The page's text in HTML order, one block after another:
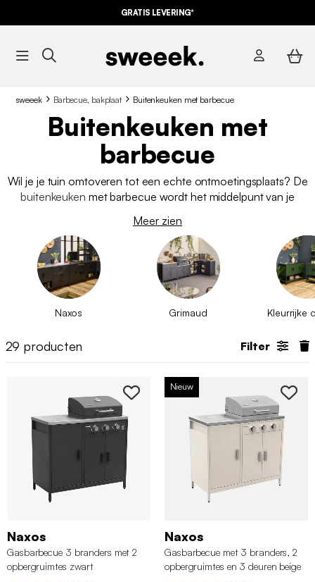
GRATIS LEVERING*
sweeek Barbecue, bakplaat Buitenkeuken met barbecue
Buitenkeuken met
barbecue
Wil je je tuin omtoveren tot een echte ontmoetingsplaats? De
buitenkeuken met barbecue wordt het middelpunt van je
en brengt familie en vrienden samen voor heerlijke momenten.
Het is meer dan alleen een apparaat, het is een uitnodiging om
ten volle te genieten van mooie dagen.
Meer zien
Naxos Grimaud Kleurrijke
29 producten Filter
Naxos
Gasbarbecue 3 branders met 2
opbergruimtes zwart
Nieuw
Naxos
Gasbarbecue met 3 branders, 2
opbergruimtes en 3 deuren beige